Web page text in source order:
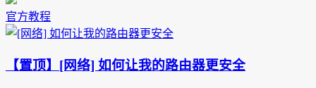
官方教程
【置顶】[网络] 如何让我的路由器更安全